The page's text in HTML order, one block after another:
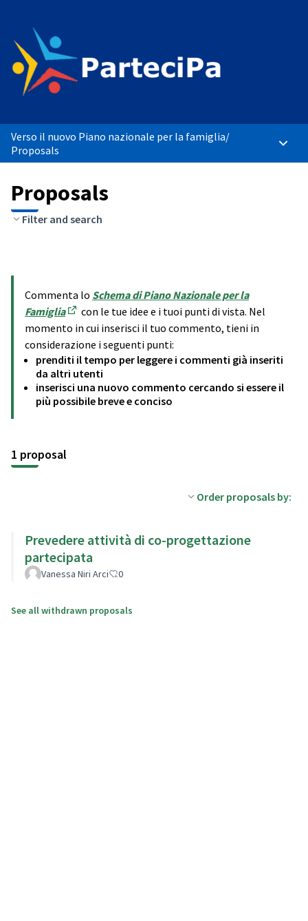
Verso il nuovo Piano nazionale per la famiglia/
Proposals
Main
Proposals
Filter and search
Commenta lo Schema di Piano Nazionale per la
Famiglia
(Opens in new tab)
con le tue idee e i tuoi punti di vista. Nel
momento in cui inserisci il tuo commento, tieni in
considerazione i seguenti punti:
prenditi il tempo per leggere i commenti già inseriti
da altri utenti
inserisci una nuovo commento cercando si essere il
più possibile breve e conciso
1 proposal
Order proposals by:
Prevedere attività di co-progettazione
partecipata
Vanessa Niri Arci 0
See all withdrawn proposals